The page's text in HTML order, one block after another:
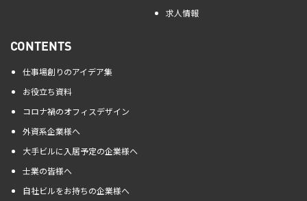
求人情報
CONTENTS
仕事場創りのアイデア集
お役立ち資料
コロナ禍のオフィスデザイン
外資系企業様へ
大手ビルに入居予定の企業様へ
士業の皆様へ
自社ビルをお持ちの企業様へ